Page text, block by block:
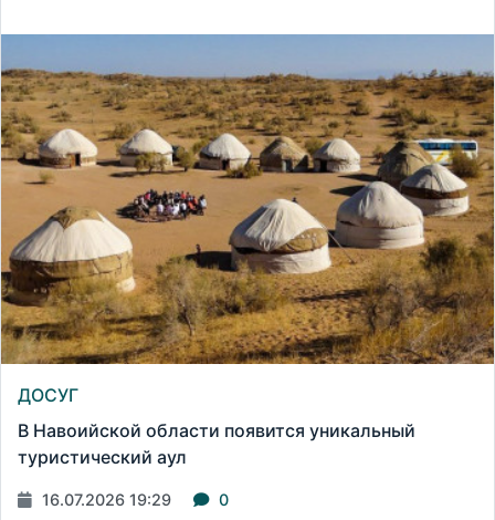
ДОСУГ
В Навоийской области появится уникальный
туристический аул
16.07.2026 19:29 0